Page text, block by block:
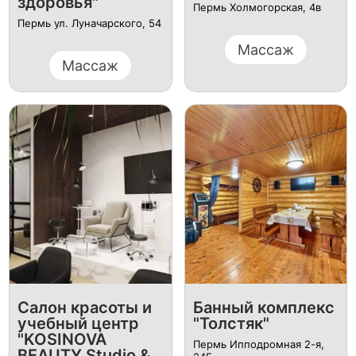
Пермь ​ул. Луначарского, 54
Массаж
Пермь ​Холмогорская, 4в
Массаж
Салон красоты и
учебный центр
"KOSINOVA
Банный комплекс
"Толстяк"
Пермь ​Ипподромная 2-я,